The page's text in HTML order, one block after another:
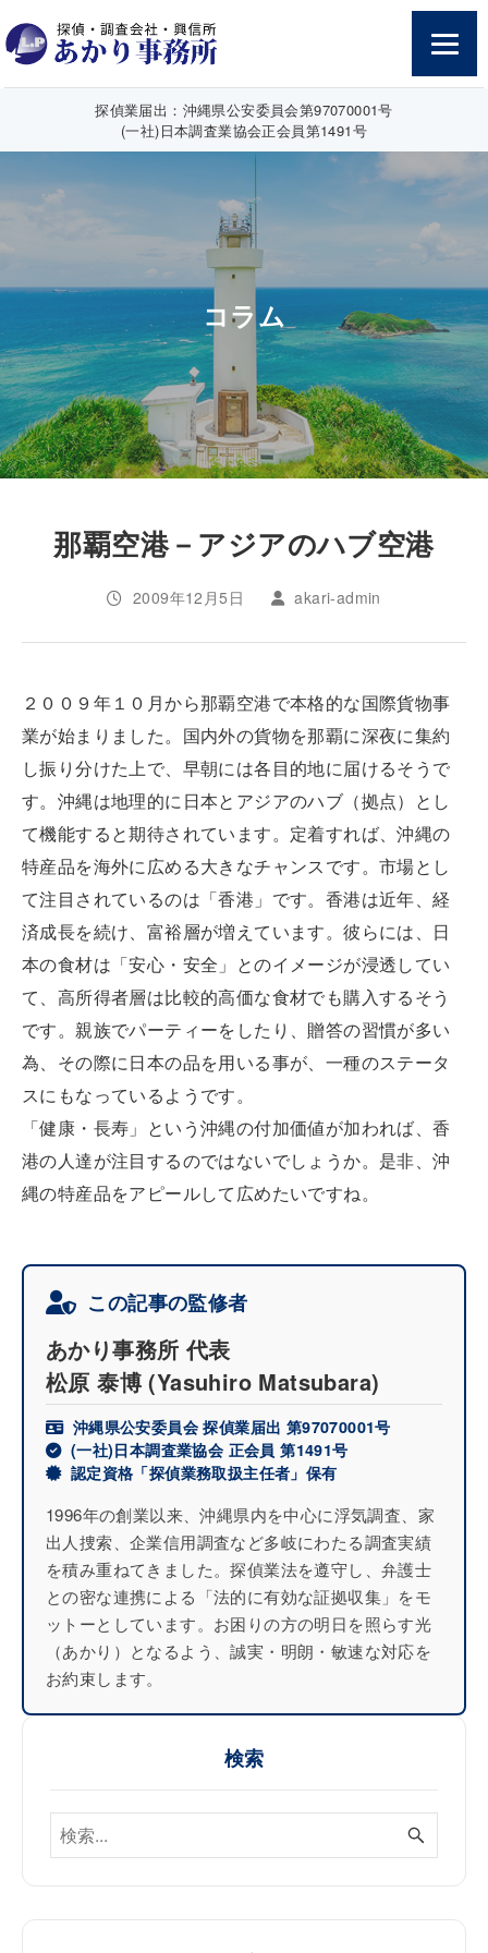
探偵業届出：沖縄県公安委員会第97070001号
(一社)日本調査業協会正会員第1491号
コラム
那覇空港－アジアのハブ空港
2009年12月5日 akari-admin
２００９年１０月から那覇空港で本格的な国際貨物事
業が始まりました。国内外の貨物を那覇に深夜に集約
し振り分けた上で、早朝には各目的地に届けるそうで
す。沖縄は地理的に日本とアジアのハブ（拠点）とし
て機能すると期待されています。定着すれば、沖縄の
特産品を海外に広める大きなチャンスです。市場とし
て注目されているのは「香港」です。香港は近年、経
済成長を続け、富裕層が増えています。彼らには、日
本の食材は「安心・安全」とのイメージが浸透してい
て、高所得者層は比較的高価な食材でも購入するそう
です。親族でパーティーをしたり、贈答の習慣が多い
為、その際に日本の品を用いる事が、一種のステータ
スにもなっているようです。
「健康・長寿」という沖縄の付加価値が加われば、香
港の人達が注目するのではないでしょうか。是非、沖
縄の特産品をアピールして広めたいですね。
この記事の監修者
あかり事務所 代表
松原 泰博(Yasuhiro Matsubara)
沖縄県公安委員会 探偵業届出 第97070001号
(一社)日本調査業協会 正会員 第1491号
認定資格「探偵業務取扱主任者」保有
1996年の創業以来、沖縄県内を中心に浮気調査、家
出人捜索、企業信用調査など多岐にわたる調査実績
を積み重ねてきました。探偵業法を遵守し、弁護士
との密な連携による「法的に有効な証拠収集」をモ
ットーとしています。お困りの方の明日を照らす光
（あかり）となるよう、誠実・明朗・敏速な対応を
お約束します。
検索